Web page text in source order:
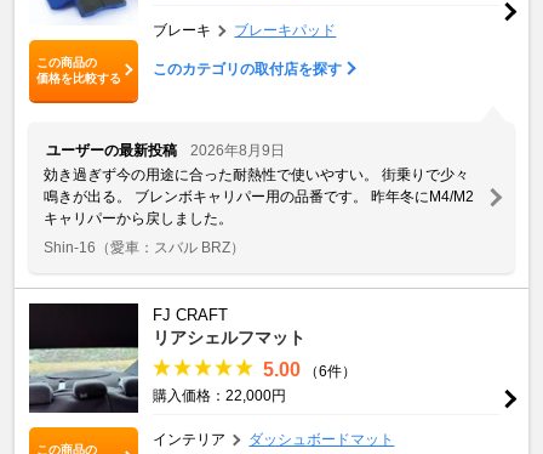
この商品の
価格を比較する
ブレーキ ブレーキパッド
このカテゴリの取付店を探す
ユーザーの最新投稿
2026年8月9日
効き過ぎず今の用途に合った耐熱性で使いやすい。 街乗りで少々
鳴きが出る。 ブレンボキャリパー用の品番です。 昨年冬にM4/M2
キャリパーから戻しました。
Shin-16 （愛車：スバル BRZ）
この商品の
FJ CRAFT
リアシェルフマット
5.00
（6件）
購入価格：22,000円
インテリア ダッシュボードマット